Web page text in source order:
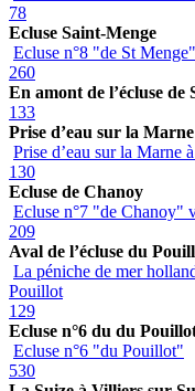
78
Ecluse Saint-Menge
Ecluse n°8 "de St Menge"
260
En amont de l’écluse de
133
Prise d’eau sur la
Prise d’eau sur la Marne
130
Ecluse de Chanoy
Ecluse n°7 "de Chanoy"
209
Aval de l’écluse du
La péniche de mer
Pouillot
129
Ecluse n°6 du du
Ecluse n°6 "du Pouillot"
530